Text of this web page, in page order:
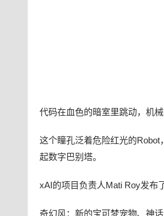
代码在血色的暗室里跳动，机
这个瞳孔泛着危险红光的
起数字巴别塔。
xAI的项目负责人Mati Roy发布
奇幻风：新的宝可梦宠物、神话